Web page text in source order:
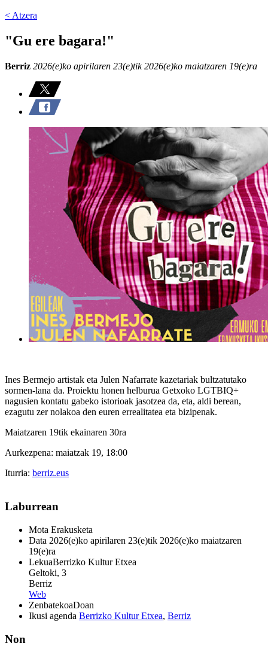
< Atzera
"Gu ere bagara!"
Berriz 2026(e)ko apirilaren 23(e)tik 2026(e)ko maiatzaren 19(e)ra
Ines Bermejo artistak eta Julen Nafarrate kazetariak bultzatutako
sormen-lana da. Proiektu honen helburua Getxoko LGTBIQ+
nagusien kontatu gabeko istorioak jasotzea da, eta, aldi berean,
ezagutu zer nolakoa den euren errealitatea eta bizipenak.
Maiatzaren 19tik ekainaren 30ra
Aurkezpena: maiatzak 19, 18:00
Iturria: berriz.eus
Laburrean
Mota Erakusketa
Data 2026(e)ko apirilaren 23(e)tik 2026(e)ko maiatzaren
19(e)ra
LekuaBerrizko Kultur Etxea
Geltoki, 3
Berriz
Web
ZenbatekoaDoan
Ikusi agenda Berrizko Kultur Etxea, Berriz
Non